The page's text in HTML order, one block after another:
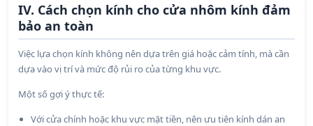
IV. Cách chọn kính cho cửa nhôm kính đảm
bảo an toàn
Việc lựa chọn kính không nên dựa trên giá hoặc cảm tính, mà cần
dựa vào vị trí và mức độ rủi ro của từng khu vực.
Một số gợi ý thực tế:
Với cửa chính hoặc khu vực mặt tiền, nên ưu tiên kính dán an